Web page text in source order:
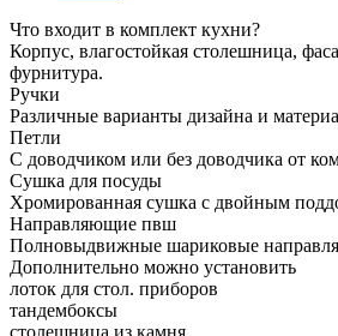
Что входит в комплект кухни?
Корпус, влагостойкая столешница,
фурнитура.
Ручки
Различные варианты дизайна и
Петли
С доводчиком или без доводчика от
Сушка для посуды
Хромированная сушка с двойным
Направляющие пвш
Полновыдвижные шариковые
Дополнительно можно установить
лоток для стол. приборов
тандембоксы
столешница из камня